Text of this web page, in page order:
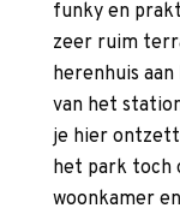
funky en
zeer ruim
herenhuis
van het
je hier
het park toch
woonkamer